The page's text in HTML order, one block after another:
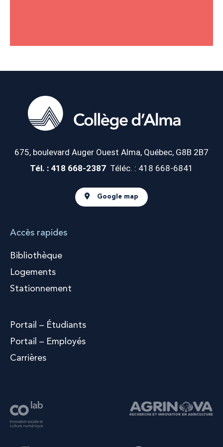
675, boulevard Auger Ouest Alma, Québec, G8B 2B7
Tél. : 418 668-2387 Téléc. : 418 668-6841
Google map
Accès rapides
Bibliothèque
Logements
Stationnement
Portail – Étudiants
Portail – Employés
Carrières